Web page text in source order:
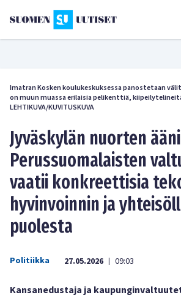
Imatran Kosken koulukeskuksessa panostetaan
on muun muassa erilaisia pelikenttiä,
LEHTIKUVA/KUVITUSKUVA
Jyväskylän nuorten
Perussuomalaisten
vaatii konkreettisia
hyvinvoinnin ja
puolesta
Politiikka 27.05.2026 | 09:03
Kansanedustaja ja